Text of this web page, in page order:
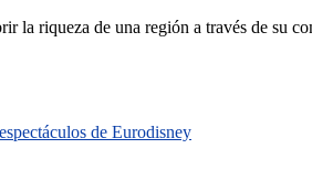
la riqueza de una región a través de su
de Eurodisney